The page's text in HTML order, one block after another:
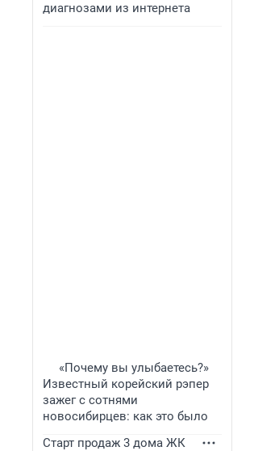
диагнозами из интернета
«Почему вы улыбаетесь?»
Известный корейский рэпер
зажег с сотнями
новосибирцев: как это было
Старт продаж 3 дома ЖК